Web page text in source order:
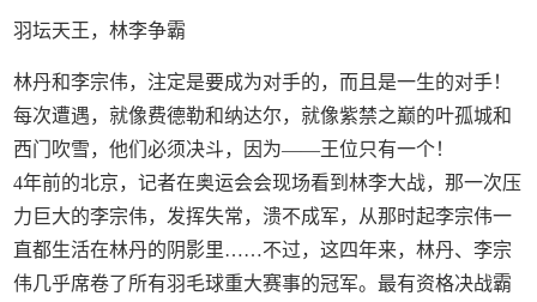
羽坛天王，林李争霸
林丹和李宗伟，注定是要成为对手的，而且是一生的对手！
每次遭遇，就像费德勒和纳达尔，就像紫禁之巅的叶孤城和
西门吹雪，他们必须决斗，因为——王位只有一个！
4年前的北京，记者在奥运会会现场看到林李大战，那一次压
力巨大的李宗伟，发挥失常，溃不成军，从那时起李宗伟一
直都生活在林丹的阴影里……不过，这四年来，林丹、李宗
伟几乎席卷了所有羽毛球重大赛事的冠军。最有资格决战霸